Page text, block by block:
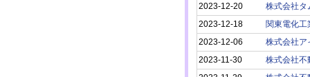
2023-12-20
株式会社タ
2023-12-18
関東電化工
2023-12-06
株式会社ア
2023-11-30
株式会社不